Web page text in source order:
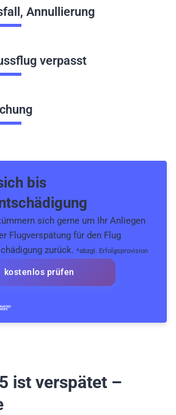
Annullierung
verpasst
bis
sich gerne um Ihr Anliegen
Flugverspätung für den Flug
zurück. *abzgl. Erfolgsprovision
kostenlos prüfen
ist verspätet –